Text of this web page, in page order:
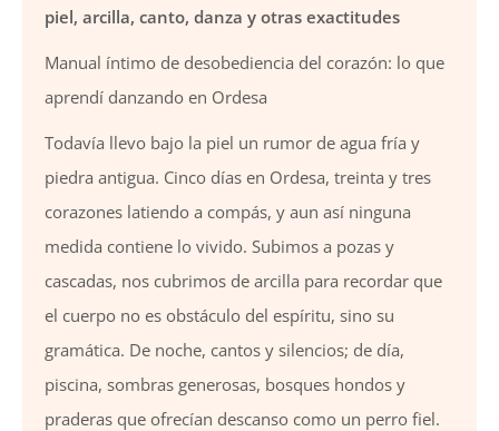
piel, arcilla, canto, danza y otras exactitudes
Manual íntimo de desobediencia del corazón: lo que
aprendí danzando en Ordesa
Todavía llevo bajo la piel un rumor de agua fría y
piedra antigua. Cinco días en Ordesa, treinta y tres
corazones latiendo a compás, y aun así ninguna
medida contiene lo vivido. Subimos a pozas y
cascadas, nos cubrimos de arcilla para recordar que
el cuerpo no es obstáculo del espíritu, sino su
gramática. De noche, cantos y silencios; de día,
piscina, sombras generosas, bosques hondos y
praderas que ofrecían descanso como un perro fiel.